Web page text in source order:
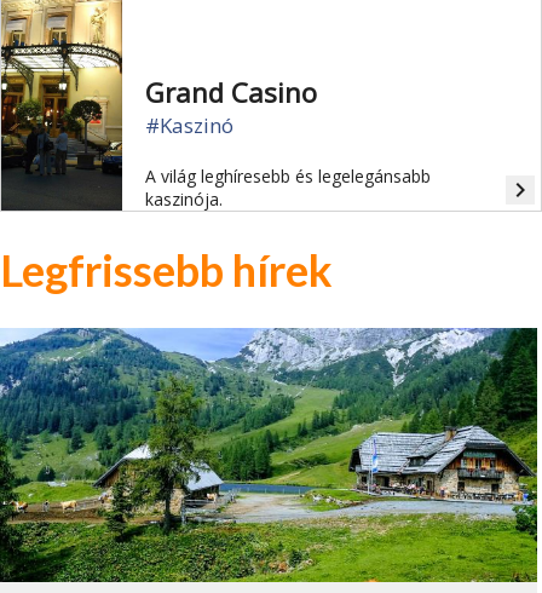
Grand Casino
#Kaszinó
A világ leghíresebb és legelegánsabb
kaszinója.
navigate_next
Legfrissebb hírek